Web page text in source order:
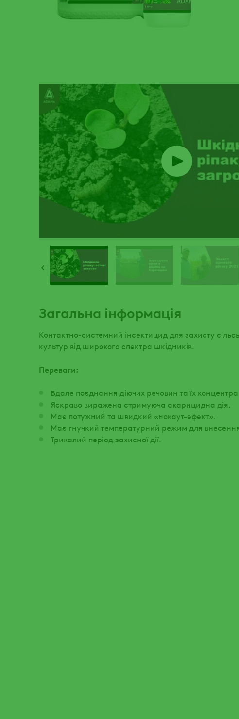
Загальна інформація
Контактно-системний інсектицид для захисту
культур від широкого спектра шкідників.
Переваги:
Вдале поєднання діючих речовин та їх
Яскраво виражена стримуюча акарицидна дія.
Має потужний та швидкий «нокаут-ефект».
Має гнучкий температурний режим для
Тривалий період захисної дії.